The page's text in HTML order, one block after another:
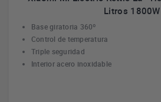
Litros 1800W
Base giratoria 360º
Control de temperatura
Triple seguridad
Interior acero inoxidable